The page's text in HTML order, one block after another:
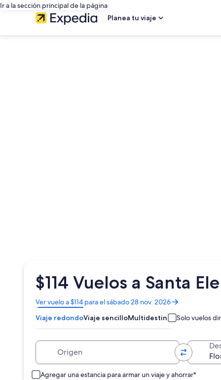
Ir a la sección principal de la página
Planea tu viaje
$114 Vuelos a Santa
Ver vuelo a $114 para el sábado 28 nov. 2026
Se
abrirá
en
una
ventana
Viaje redondoViaje sencilloMultidestino Solo vuelos
Agregar una estancia para armar un viaje y ahorrar*